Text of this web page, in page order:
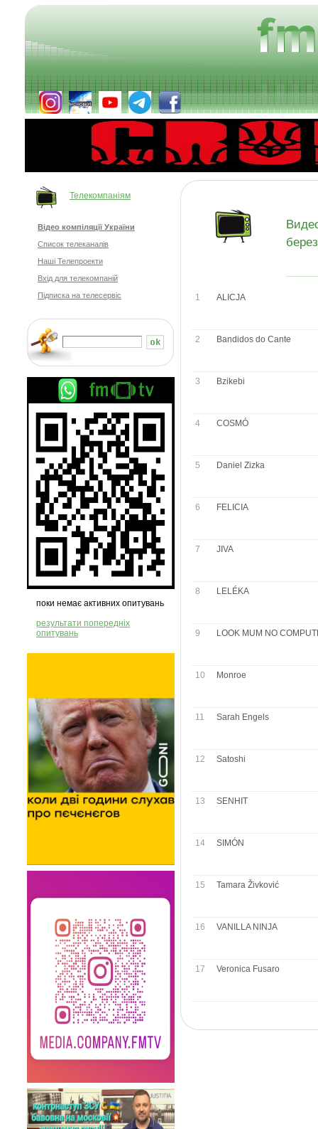
Телекомпаніям
Відео компіляції України
Список телеканалів
Наші Телепроекти
Вхід для телекомпаній
Підписка на телесервіс
поки немає активних опитувань
результати попередніх
опитувань
1 ALICJA
2 Bandidos do Cante
3 Bzikebi
4 COSMÓ
5 Daniel Zizka
6 FELICIA
7 JIVA
8 LELÉKA
9 LOOK MUM NO
10 Monroe
11 Sarah Engels
12 Satoshi
13 SENHIT
14 SIMÓN
15 Tamara Živković
16 VANILLA NINJA
17 Veronica Fusaro